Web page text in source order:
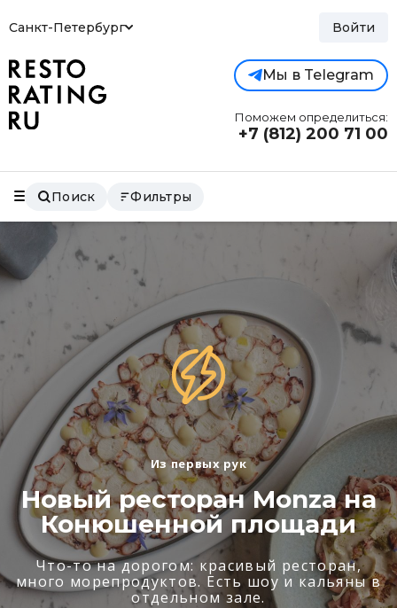
Санкт-Петербург Войти
Мы в Telegram
Поможем определиться:
+7 (812) 200 71 00
Поиск Фильтры
Из первых рук
Новый ресторан Monza на
Конюшенной площади
Что-то на дорогом: красивый ресторан,
много морепродуктов. Есть шоу и кальяны в
отдельном зале.